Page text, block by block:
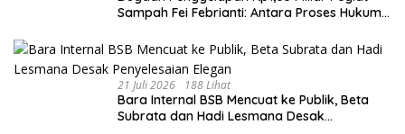
Sampah Fei Febrianti: Antara Proses Hukum,
21 Juli 2026 188 Lihat
Bara Internal BSB Mencuat ke Publik, Beta
Subrata dan Hadi Lesmana Desak